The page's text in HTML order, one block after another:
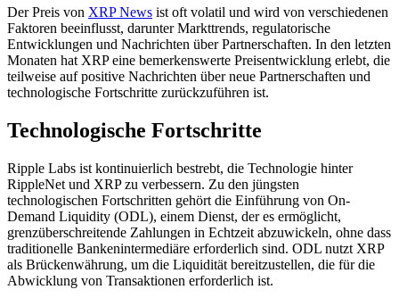
Der Preis von XRP News ist oft volatil und wird von verschiedenen
Faktoren beeinflusst, darunter Markttrends, regulatorische
Entwicklungen und Nachrichten über Partnerschaften. In den letzten
Monaten hat XRP eine bemerkenswerte Preisentwicklung erlebt, die
teilweise auf positive Nachrichten über neue Partnerschaften und
technologische Fortschritte zurückzuführen ist.
Technologische Fortschritte
Ripple Labs ist kontinuierlich bestrebt, die Technologie hinter
RippleNet und XRP zu verbessern. Zu den jüngsten
technologischen Fortschritten gehört die Einführung von On-
Demand Liquidity (ODL), einem Dienst, der es ermöglicht,
grenzüberschreitende Zahlungen in Echtzeit abzuwickeln, ohne dass
traditionelle Bankenintermediäre erforderlich sind. ODL nutzt XRP
als Brückenwährung, um die Liquidität bereitzustellen, die für die
Abwicklung von Transaktionen erforderlich ist.